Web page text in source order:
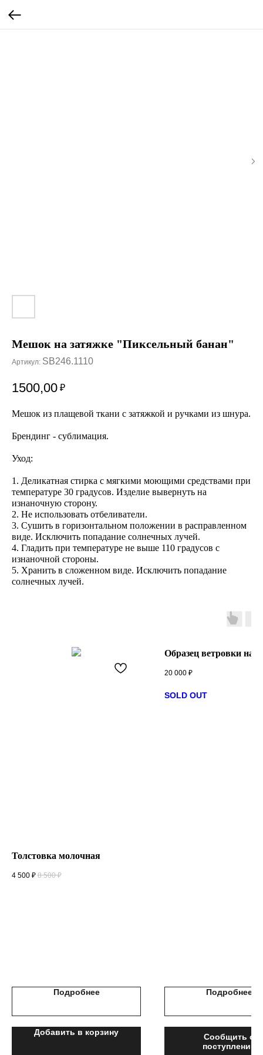
Мешок на затяжке "Пиксельный банан"
Артикул: SB246.1110
1500,00 ₽
Мешок из плащевой ткани с затяжкой и ручками из шнура.
Брендинг - сублимация.
Уход:
1. Деликатная стирка с мягкими моющими средствами при
температуре 30 градусов. Изделие вывернуть на
изнаночную сторону.
2. Не использовать отбеливатели.
3. Сушить в горизонтальном положении в расправленном
виде. Исключить попадание солнечных лучей.
4. Гладить при температуре не выше 110 градусов с
изнаночной стороны.
5. Хранить в сложенном виде. Исключить попадание
солнечных лучей.
Толстовка молочная
4 500 ₽ 8 500 ₽
Подробнее
Добавить в корзину
Образец ветровки на
20 000 ₽
Подробнее
Сообщить о
поступлении